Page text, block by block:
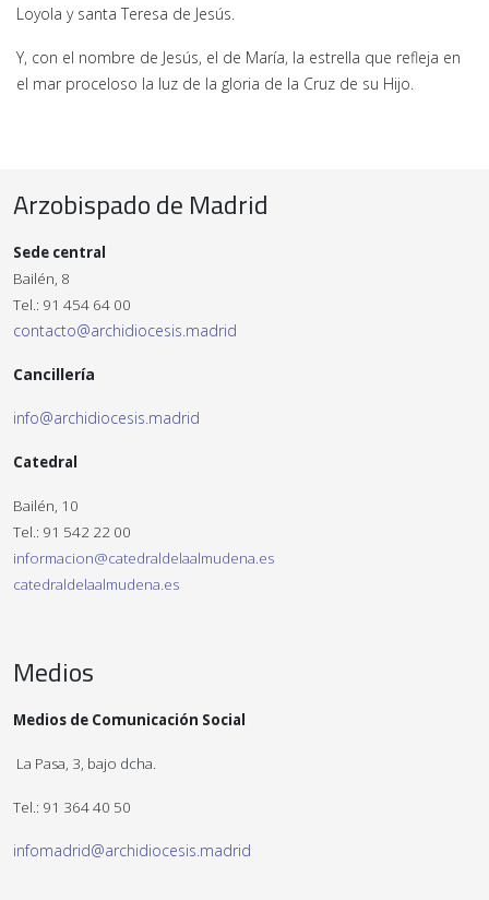
Loyola y santa Teresa de Jesús.
Y, con el nombre de Jesús, el de María, la estrella que refleja en
el mar proceloso la luz de la gloria de la Cruz de su Hijo.
Arzobispado de Madrid
Sede central
Bailén, 8
Tel.: 91 454 64 00
contacto@archidiocesis.madrid
Cancillería
info@archidiocesis.madrid
Catedral
Bailén, 10
Tel.: 91 542 22 00
informacion@catedraldelaalmudena.es
catedraldelaalmudena.es
Medios
Medios de Comunicación Social
La Pasa, 3, bajo dcha.
Tel.: 91 364 40 50
infomadrid@archidiocesis.madrid